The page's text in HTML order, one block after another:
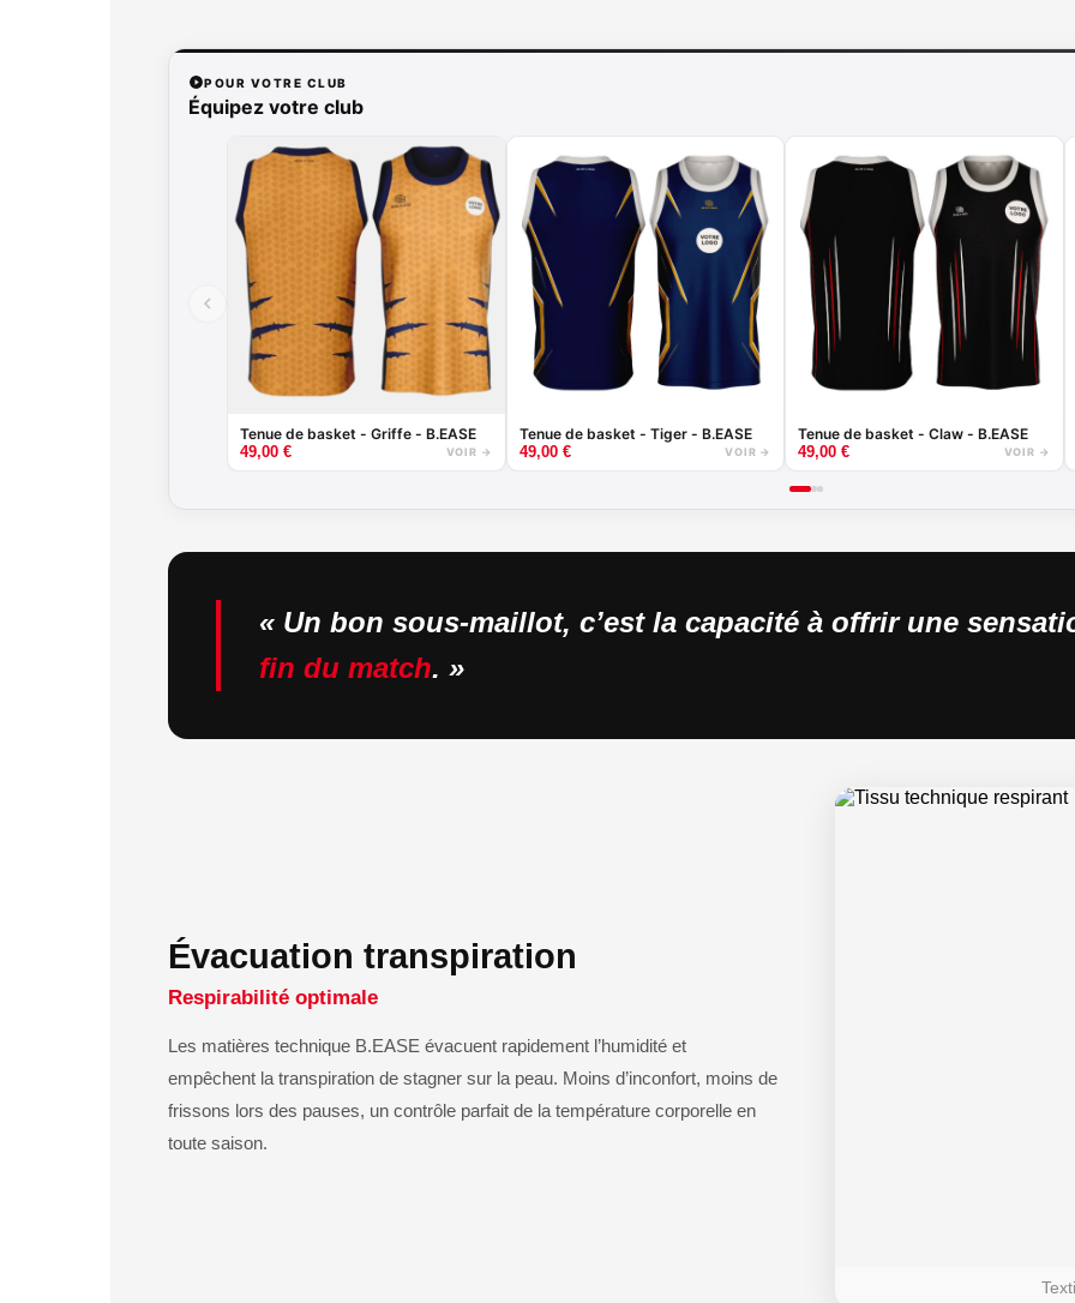
POUR VOTRE CLUB
Équipez votre club
Tenue de basket - Griffe - B.EASE
49,00 € VOIR →
Tenue de basket - Tiger - B.EASE
49,00 € VOIR →
Tenue de basket - Claw - B.EASE
49,00 € VOIR →
« Un bon sous-maillot, c’est la capacité à offrir une
fin du match. »
Évacuation transpiration
Respirabilité optimale
Les matières technique B.EASE évacuent rapidement l’humidité et
empêchent la transpiration de stagner sur la peau. Moins d’inconfort, moins de
frissons lors des pauses, un contrôle parfait de la température corporelle en
toute saison.